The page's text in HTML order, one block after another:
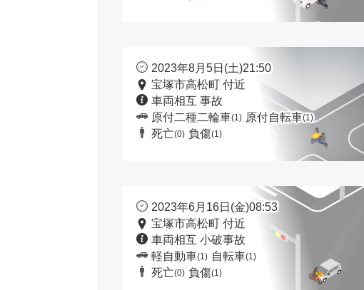
2023年8月5日(土)21:50
宝塚市高松町 付近
車両相互 事故
原付二種二輪車(1) 原付自転車(1)
死亡(0) 負傷(1)
2023年6月16日(金)08:53
宝塚市高松町 付近
車両相互 小破事故
軽自動車(1) 自転車(1)
死亡(0) 負傷(1)